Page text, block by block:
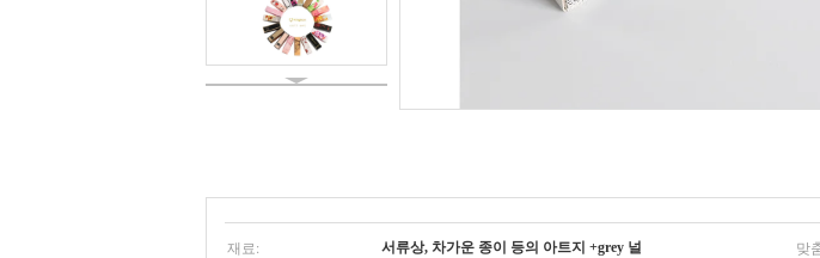
재료: 서류상, 차가운 종이 등의 아트지 +grey 널 맞